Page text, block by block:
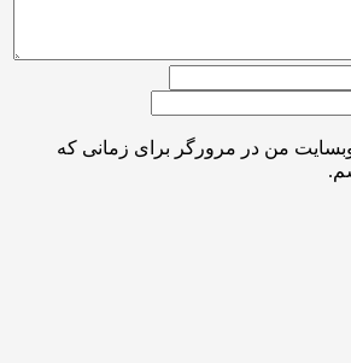
وبسایت من در مرورگر برای زمانی که